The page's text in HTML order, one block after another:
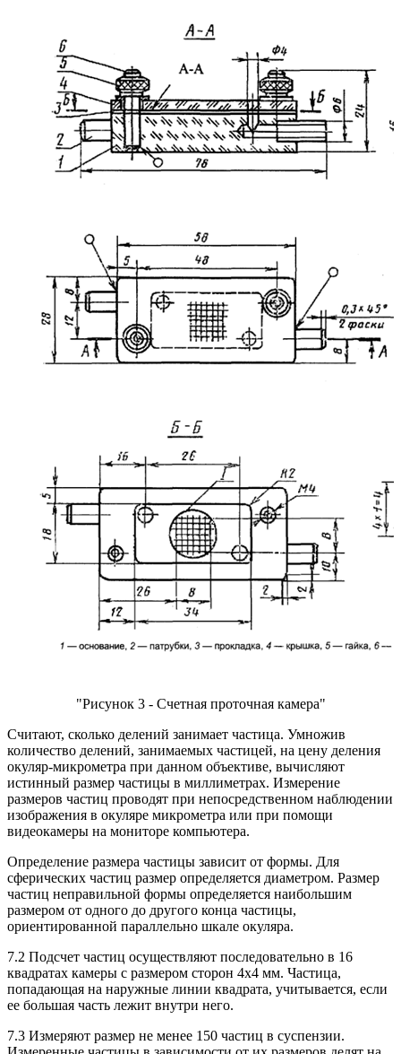
"Рисунок 3 - Счетная проточная камера"
Считают, сколько делений занимает частица. Умножив
количество делений, занимаемых частицей, на цену деления
окуляр-микрометра при данном объективе, вычисляют
истинный размер частицы в миллиметрах. Измерение
размеров частиц проводят при непосредственном наблюдении
изображения в окуляре микрометра или при помощи
видеокамеры на мониторе компьютера.
Определение размера частицы зависит от формы. Для
сферических частиц размер определяется диаметром. Размер
частиц неправильной формы определяется наибольшим
размером от одного до другого конца частицы,
ориентированной параллельно шкале окуляра.
7.2 Подсчет частиц осуществляют последовательно в 16
квадратах камеры с размером сторон 4x4 мм. Частица,
попадающая на наружные линии квадрата, учитывается, если
ее большая часть лежит внутри него.
7.3 Измеряют размер не менее 150 частиц в суспензии.